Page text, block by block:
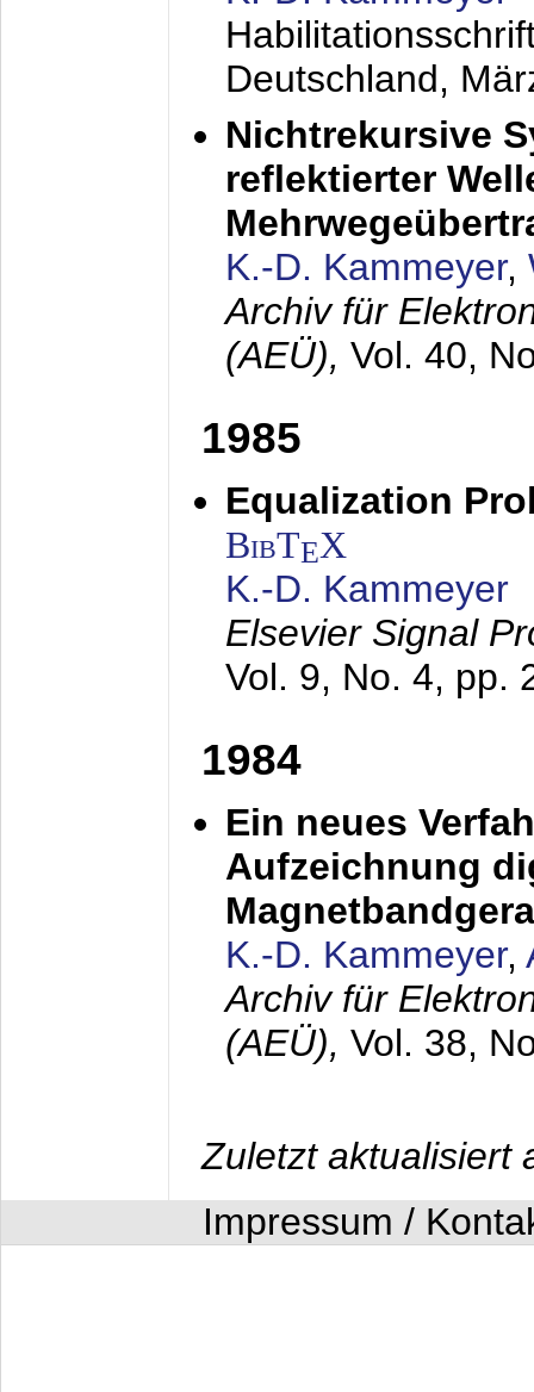
Deutschland,
Nichtrekursive
reflektierter
K.-D. Kammeyer,
Archiv für
(AEÜ), Vol. 40,
1985
Equalization
BibTEX
K.-D. Kammeyer
Elsevier Signal
Vol. 9, No. 4, pp.
1984
Ein neues
Aufzeichnung
K.-D. Kammeyer,
Archiv für
(AEÜ), Vol. 38,
Zuletzt aktualisiert
Impressum /